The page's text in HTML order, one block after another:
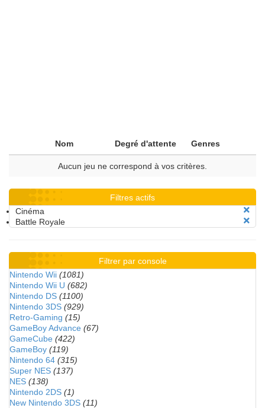
Nom Degré d'attente Genres
Aucun jeu ne correspond à vos critères.
Filtres actifs
Cinéma
Battle Royale
Filtrer par console
Nintendo Wii (1081)
Nintendo Wii U (682)
Nintendo DS (1100)
Nintendo 3DS (929)
Retro-Gaming (15)
GameBoy Advance (67)
GameCube (422)
GameBoy (119)
Nintendo 64 (315)
Super NES (137)
NES (138)
Nintendo 2DS (1)
New Nintendo 3DS (11)